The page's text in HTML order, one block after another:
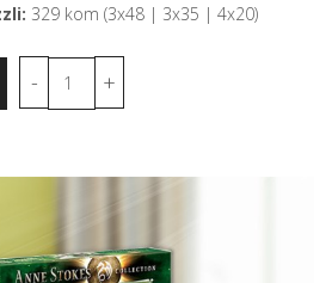
329 kom (3x48 | 3x35 | 4x20)